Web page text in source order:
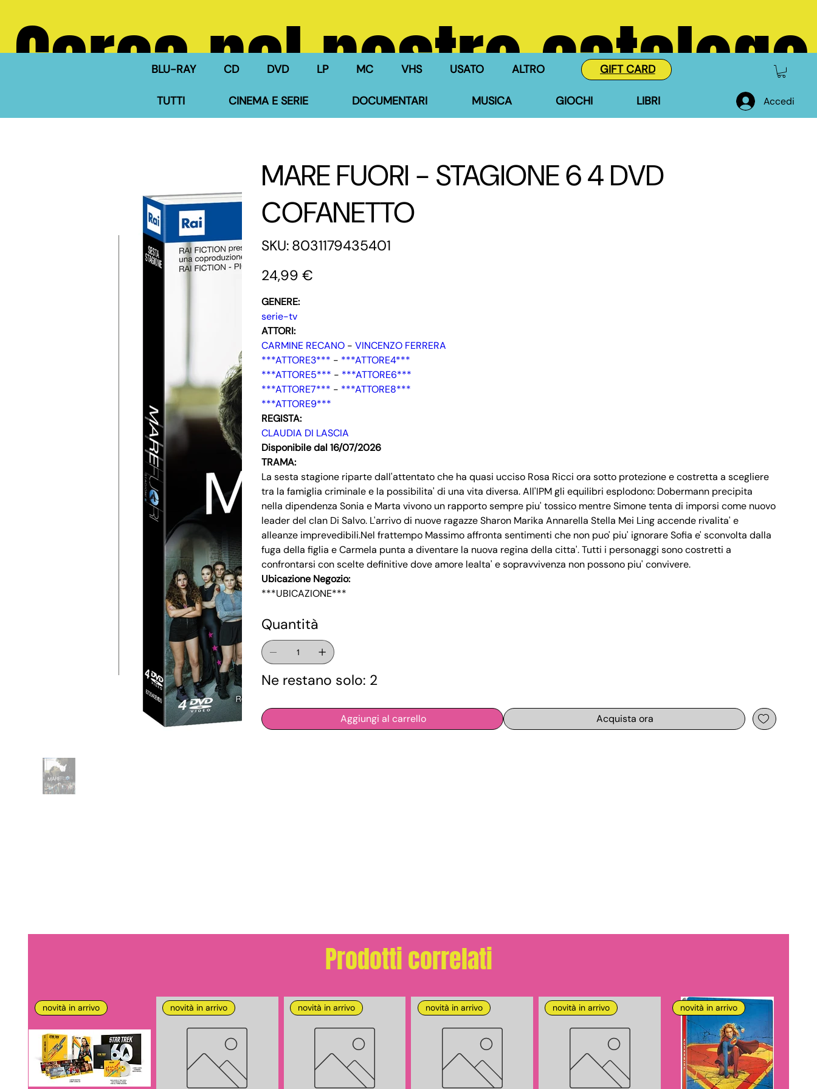
BLU-RAY CD DVD LP MC VHS USATO ALTRO
TUTTI CINEMA E SERIE DOCUMENTARI MUSICA GIOCHI LIBRI
GIFT CARD
Accedi
Cerca nel nostro catalogo
MARE FUORI - STAGIONE 6 4 DVD
COFANETTO
SKU:
SKU
8031179435401
8031179435401
24,99 €
GENERE:
serie-tv
ATTORI:
CARMINE RECANO -VINCENZO FERRERA
***ATTORE3*** - ***ATTORE4***
***ATTORE5*** - ***ATTORE6***
***ATTORE7*** - ***ATTORE8***
***ATTORE9***
REGISTA:
CLAUDIA DI LASCIA
Disponibile dal 16/07/2026
TRAMA:
La sesta stagione riparte dall'attentato che ha quasi ucciso Rosa Ricci ora sotto protezione e costretta a scegliere
tra la famiglia criminale e la possibilita' di una vita diversa. All'IPM gli equilibri esplodono: Dobermann precipita
nella dipendenza Sonia e Marta vivono un rapporto sempre piu' tossico mentre Simone tenta di imporsi come nuovo
leader del clan Di Salvo. L'arrivo di nuove ragazze Sharon Marika Annarella Stella Mei Ling accende rivalita' e
alleanze imprevedibili.Nel frattempo Massimo affronta sentimenti che non puo' piu' ignorare Sofia e' sconvolta dalla
fuga della figlia e Carmela punta a diventare la nuova regina della citta'. Tutti i personaggi sono costretti a
confrontarsi con scelte definitive dove amore lealta' e sopravvivenza non possono piu' convivere.
Ubicazione Negozio:
***UBICAZIONE***
Quantità
Ne restano solo: 2
Aggiungi al carrello Acquista ora
Prodotti correlati
novità in arrivo novità in arrivo novità in arrivo novità in arrivo novità in arrivo novità in arrivo